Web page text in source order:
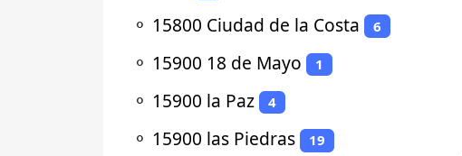
⚬ 15800 Ciudad de la Costa 6
⚬ 15900 18 de Mayo 1
⚬ 15900 la Paz 4
⚬ 15900 las Piedras 19